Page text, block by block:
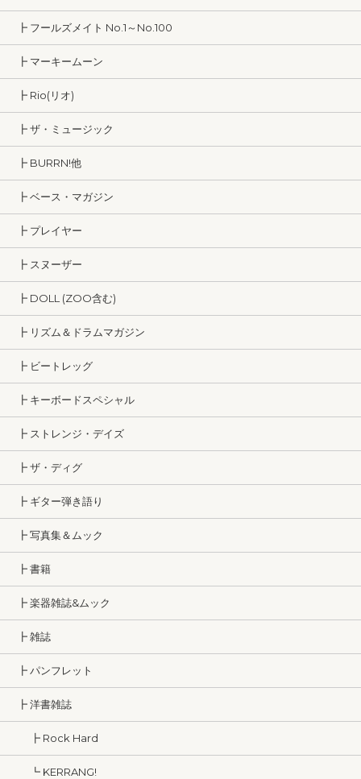
┣ フールズメイト No.1～No.100
┣ マーキームーン
┣ Rio(リオ)
┣ ザ・ミュージック
┣ BURRN!他
┣ ベース・マガジン
┣ プレイヤー
┣ スヌーザー
┣ DOLL (ZOO含む)
┣ リズム＆ドラムマガジン
┣ ビートレッグ
┣ キーボードスペシャル
┣ ストレンジ・デイズ
┣ ザ・ディグ
┣ ギター弾き語り
┣ 写真集＆ムック
┣ 書籍
┣ 楽器雑誌&ムック
┣ 雑誌
┣ パンフレット
┣ 洋書雑誌
┣ Rock Hard
┗ KERRANG!